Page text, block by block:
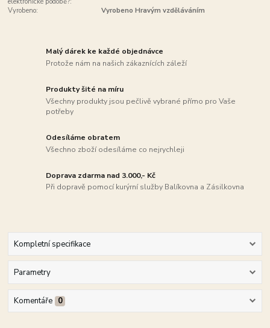
Vyrobeno: Vyrobeno Hravým vzděláváním
Malý dárek ke každé objednávce
Protože nám na našich zákaznících záleží
Produkty šité na míru
Všechny produkty jsou pečlivě vybrané přímo pro Vaše
potřeby
Odesíláme obratem
Všechno zboží odesíláme co nejrychleji
Doprava zdarma nad 3.000,- Kč
Při dopravě pomocí kurýrní služby Balíkovna a Zásilkovna
Kompletní specifikace
Parametry
Komentáře 0